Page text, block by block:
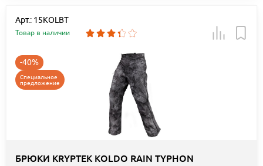
Арт.: 15KOLBT
Товар в наличии
-40%
Специальное
предложение
БРЮКИ KRYPTEK KOLDO RAIN TYPHON